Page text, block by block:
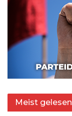
Meist gelesen